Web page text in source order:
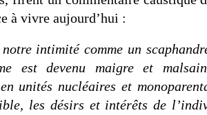
à vivre aujourd’hui :
notre intimité comme un
est devenu maigre et
en unités nucléaires et
les désirs et intérêts de